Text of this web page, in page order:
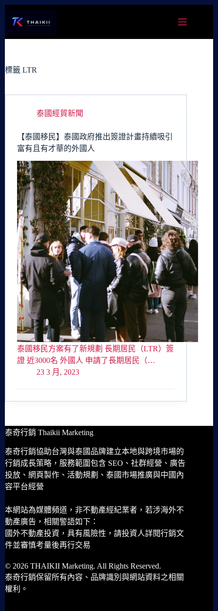
容
標籤 LTR
泰國經貿新聞
【泰國移民】泰國政府推出簽證計畫持續吸引
富有且有才華的外國人
泰國移民方案有了新規劃 長期居民（LTR）簽
證 近3000名 外國人 申請了長期居民（…
23 3 月, 2023
泰奇行銷 Thaikii Marketing
泰奇行銷協助台灣與泰國品牌建立本地與跨境市場的
行銷成長策略，服務範圍包含 SEO、社群經營、廣告
投放、網頁製作、活動規劃、泰國市場推廣與中國內
容平台經營
本網站為媒體頻道，非不動產經紀業者，若涉海外不
動產廣告，相關警語如下：
國外不動產投資，具有風險性，請投資人詳閱行銷文
件並審慎考量後再行交易
© 2026 THAIKII Marketing. All Rights Reserved.
泰奇行銷保留所有內容、品牌識別與網站資料之相關
權利。